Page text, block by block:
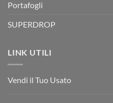
Portafogli
SUPERDROP
LINK UTILI
Vendi il Tuo Usato